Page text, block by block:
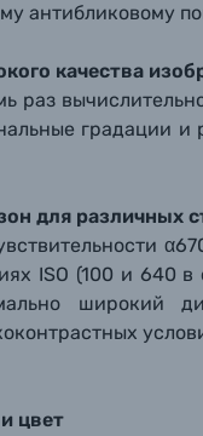
антибликовому
качества
раз
градации
для различных
ISO (100 и 640
широкий
цвет